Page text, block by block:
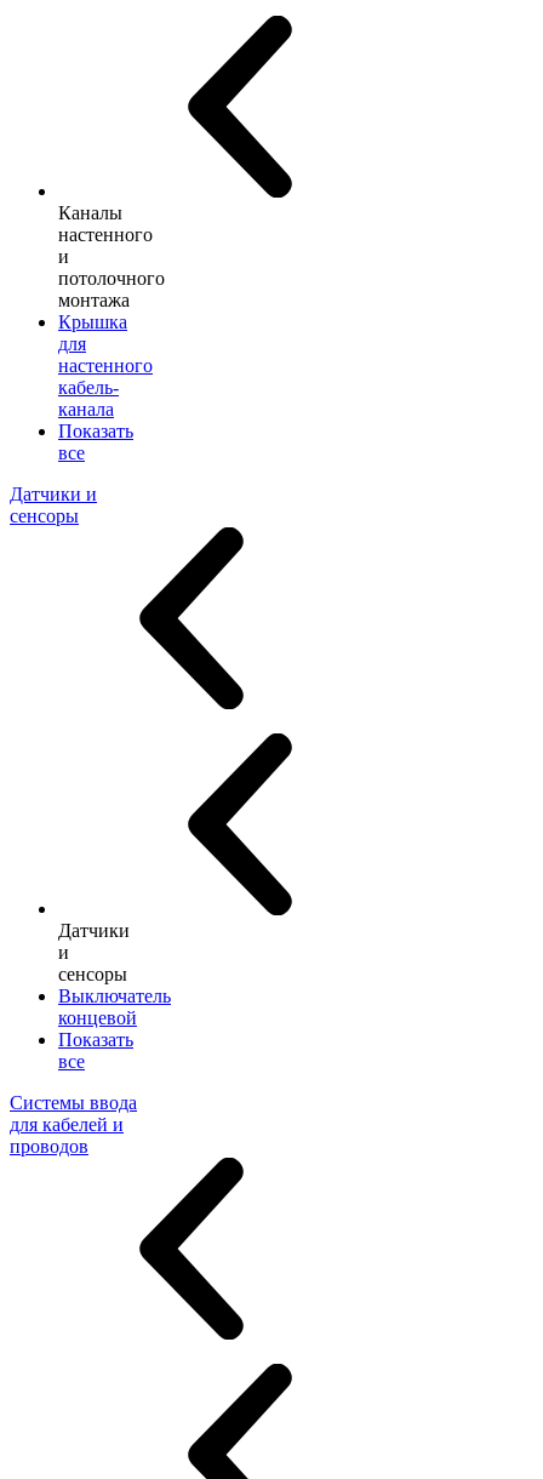
Каналы
настенного
и
потолочного
монтажа
Крышка
для
настенного
кабель-
канала
Показать
все
Датчики и
сенсоры
Датчики
и
сенсоры
Выключатель
концевой
Показать
все
Системы ввода
для кабелей и
проводов